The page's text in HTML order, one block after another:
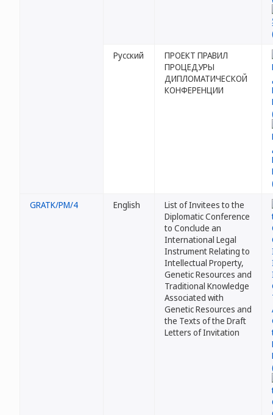
Русский
ПРОЕКТ ПРАВИЛ
ПРОЦЕДУРЫ
ДИПЛОМАТИЧЕСКОЙ
КОНФЕРЕНЦИИ
GRATK/PM/4 English
List of Invitees to the
Diplomatic Conference
to Conclude an
International Legal
Instrument Relating to
Intellectual Property,
Genetic Resources and
Traditional Knowledge
Associated with
Genetic Resources and
the Texts of the Draft
Letters of Invitation